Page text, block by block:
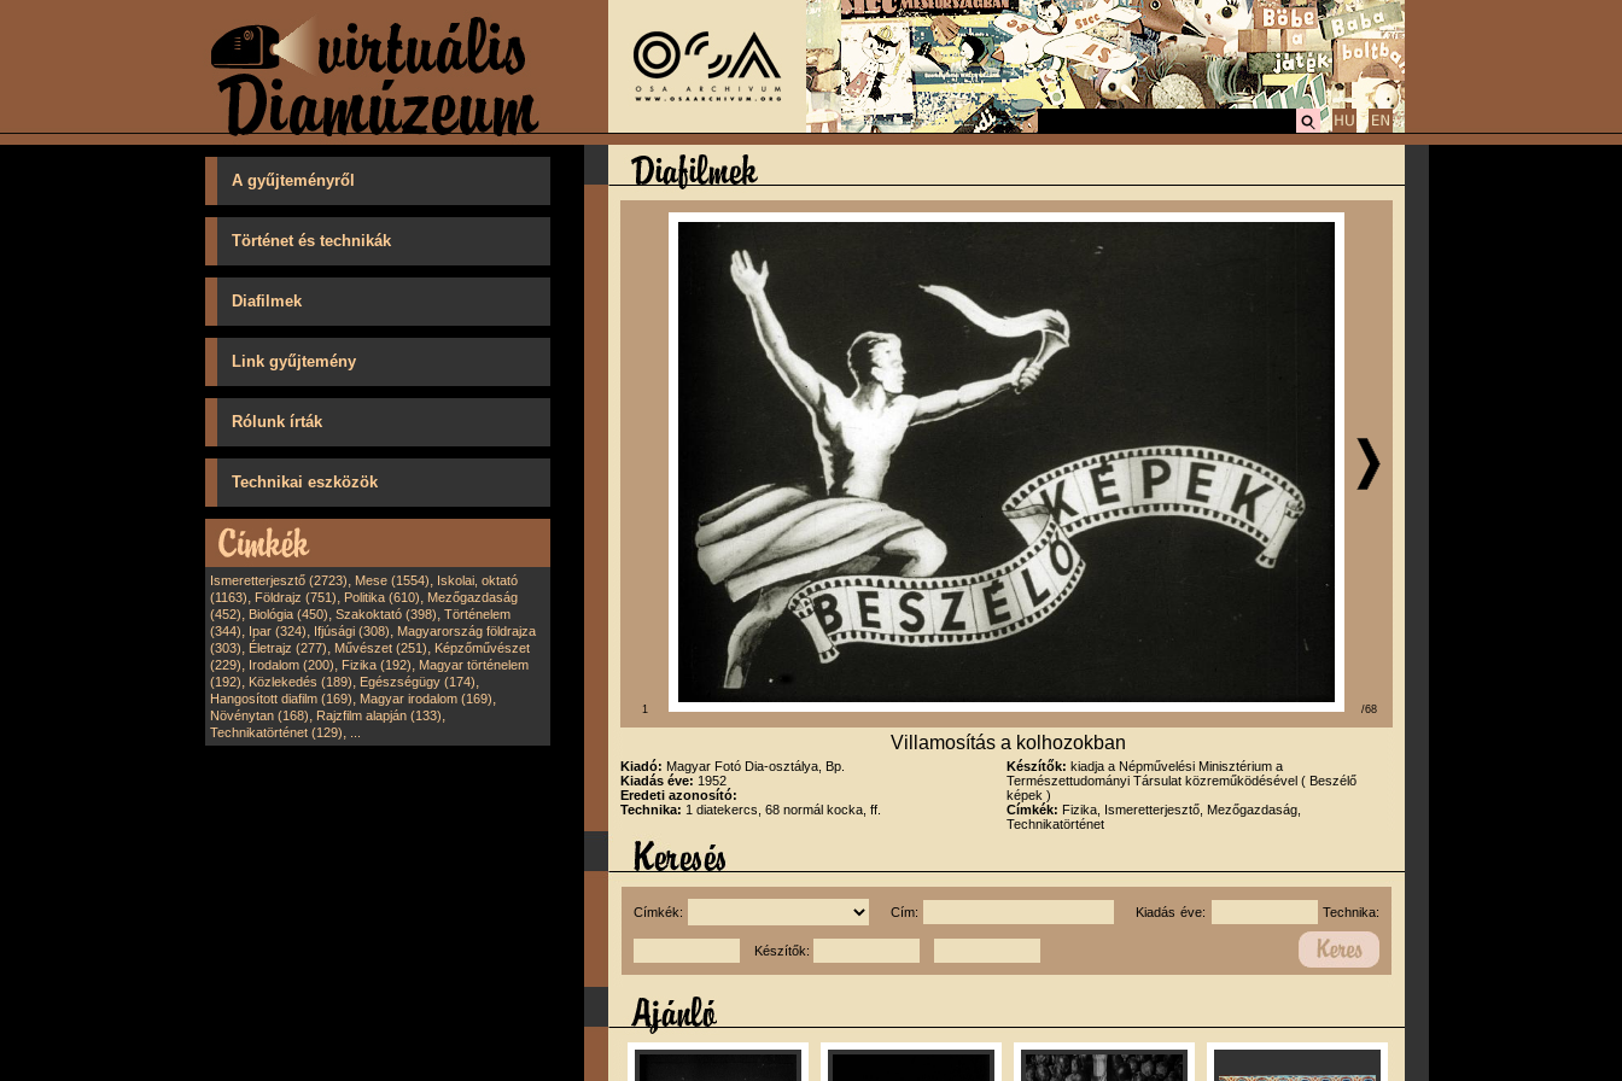
A gyűjteményről
Történet és technikák
Diafilmek
Link gyűjtemény
Rólunk írták
Technikai eszközök
Ismeretterjesztő (2723), Mese (1554), Iskolai, oktató
(1163), Földrajz (751), Politika (610), Mezőgazdaság
(452), Biológia (450), Szakoktató (398), Történelem
(344), Ipar (324), Ifjúsági (308), Magyarország földrajza
(303), Életrajz (277), Művészet (251), Képzőművészet
(229), Irodalom (200), Fizika (192), Magyar történelem
(192), Közlekedés (189), Egészségügy (174),
Hangosított diafilm (169), Magyar irodalom (169),
Növénytan (168), Rajzfilm alapján (133),
Technikatörténet (129),
1 /68
Villamosítás a kolhozokban
Kiadó: Magyar Fotó Dia-osztálya, Bp.
Kiadás éve: 1952
Eredeti azonosító:
Technika: 1 diatekercs, 68 normál kocka, ff.
Készítők: kiadja a Népművelési Minisztérium a
Természettudományi Társulat közreműködésével ( Beszélő
képek )
Címkék: Fizika, Ismeretterjesztő, Mezőgazdaság,
Technikatörténet
Címkék: Cím: Kiadás éve: Technika:
Készítők: